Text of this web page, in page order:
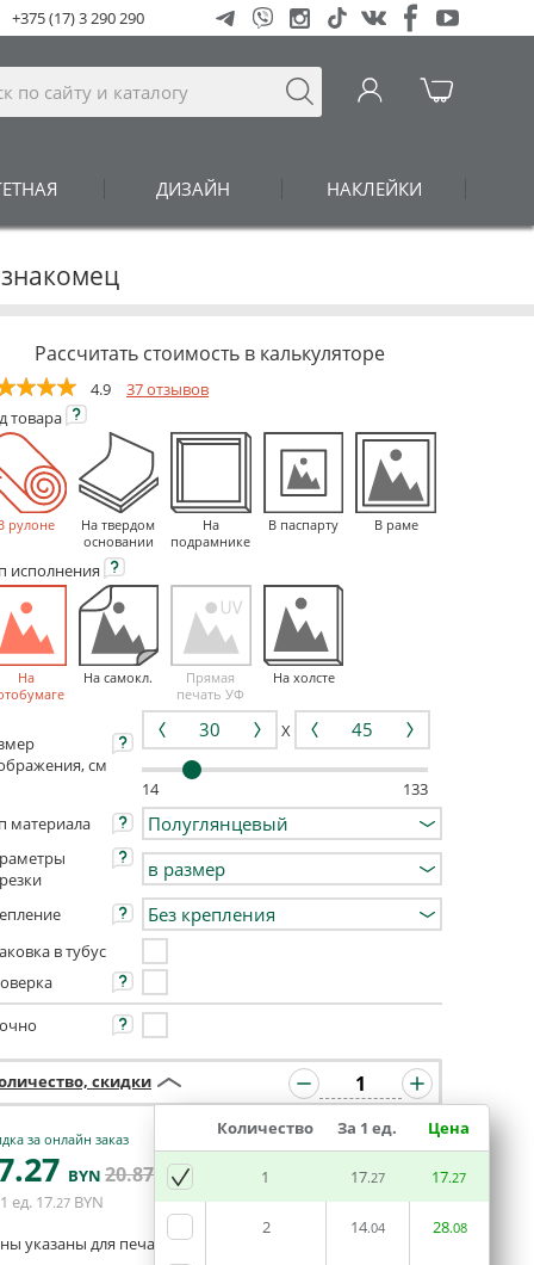
ДИЗАЙН НАКЛЕЙКИ
+375 (17) 3 290 290
Рассчитать стоимость в калькуляторе
4.9
37 отзывов
товара
рулоне
На твердом
основании
На
подрамнике
В паспарту В раме
исполнения
На
На самокл.
Прямая
печать УФ
На холсте
см
X
14
133
материала
в тубус
скидки
Количество За 1 ед. Цена
1 17.27 17.27
2 14.04 28.08
за онлайн заказ
.27 BYN 20.87
BYN
ед. 17.27 BYN
В КОРЗИНУ
указаны для печати из готового макета